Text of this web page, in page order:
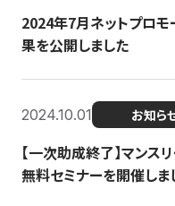
2024年7月ネットプロモ
果を公開しました
2024.10.01 お知ら
【一次助成終了】マン
無料セミナーを開催しま